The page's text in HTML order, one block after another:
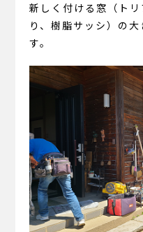
新しく付ける窓（ト
り、樹脂サッシ）の
す。